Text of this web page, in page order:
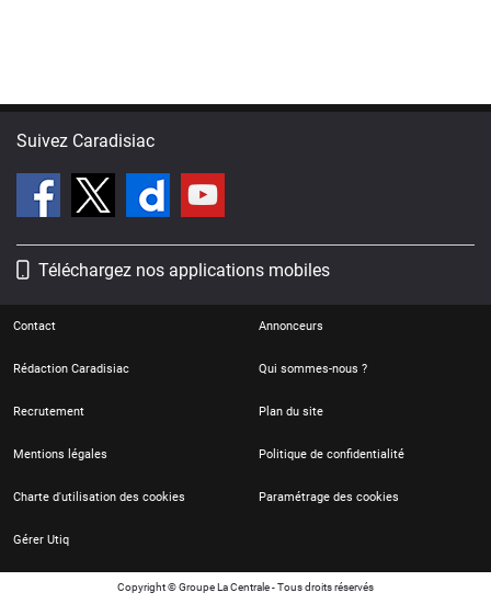
Suivez Caradisiac
Téléchargez nos applications mobiles
Contact Annonceurs
Rédaction Caradisiac Qui sommes-nous ?
Recrutement Plan du site
Mentions légales Politique de confidentialité
Charte d'utilisation des cookies Paramétrage des cookies
Gérer Utiq
Copyright © Groupe La Centrale - Tous droits réservés